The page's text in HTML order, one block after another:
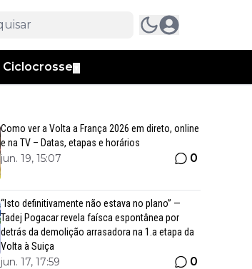
Ciclocrosse
Como ver a Volta a França 2026 em direto, online
e na TV – Datas, etapas e horários
jun. 19, 15:07 0
“Isto definitivamente não estava no plano” —
Tadej Pogacar revela faísca espontânea por
detrás da demolição arrasadora na 1.a etapa da
Volta à Suiça
jun. 17, 17:59 0